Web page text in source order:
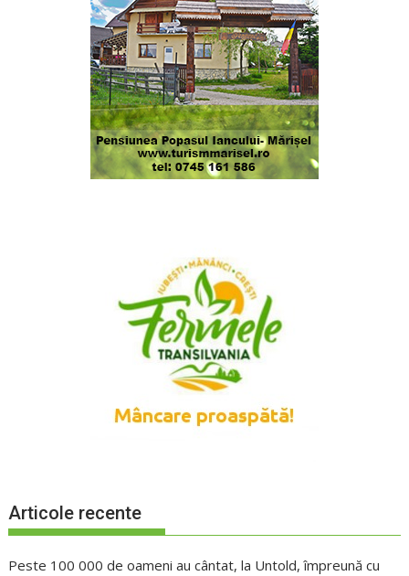
Articole recente
Peste 100 000 de oameni au cântat, la Untold, împreună cu